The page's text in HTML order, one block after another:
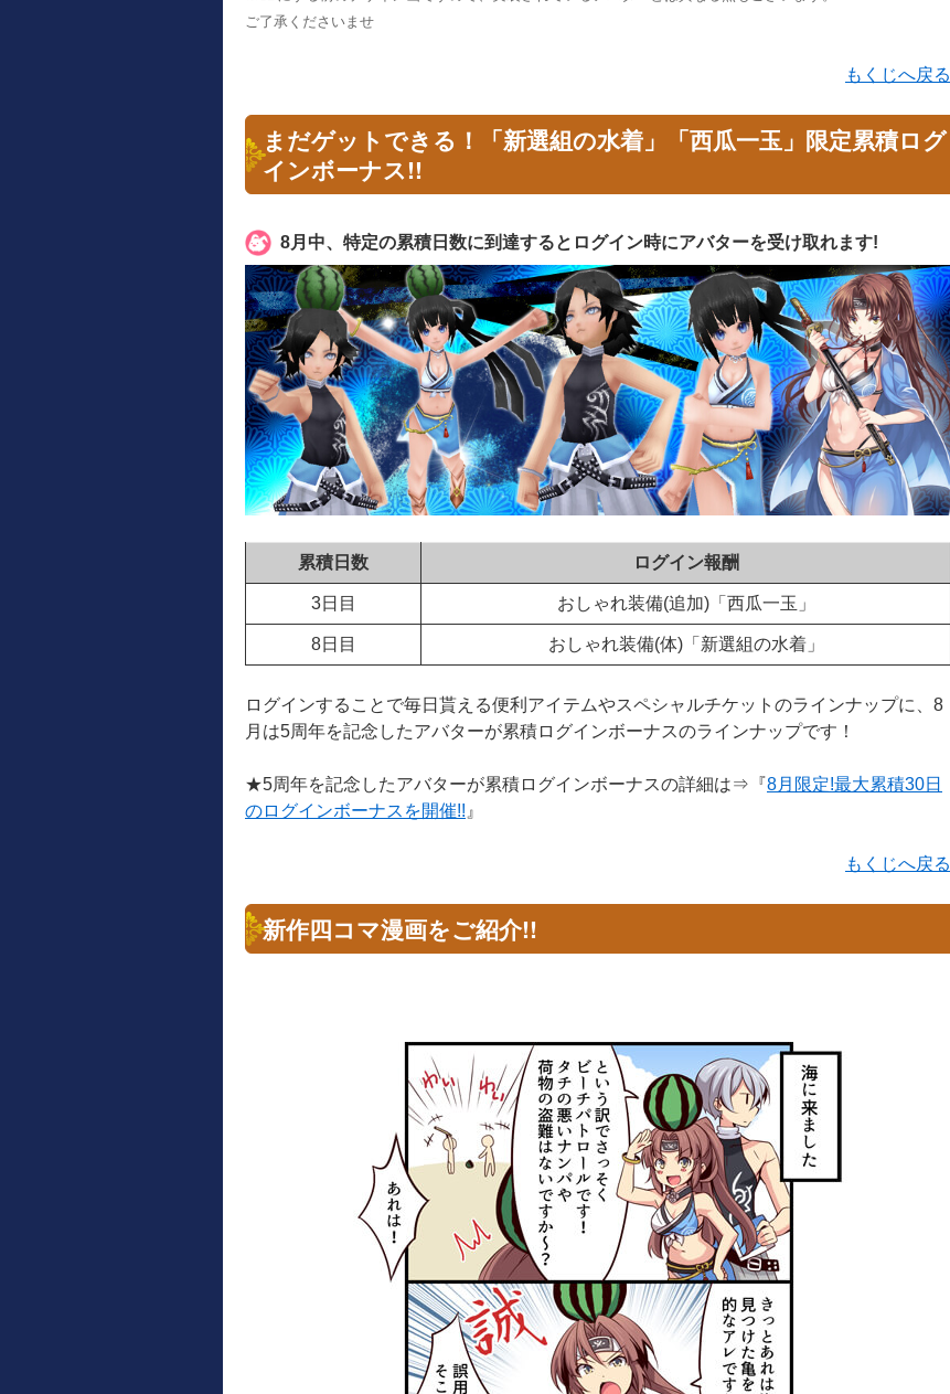
ご了承くださいませ
もくじへ戻る
まだゲットできる！「新選組の水着」「西瓜一玉」限定累積ログ
インボーナス!!
8月中、特定の累積日数に到達するとログイン時にアバターを受け取れます!
累積日数 ログイン報酬
3日目 おしゃれ装備(追加)「西瓜一玉」
8日目 おしゃれ装備(体)「新選組の水着」
ログインすることで毎日貰える便利アイテムやスペシャルチケットのラインナップに、8
月は5周年を記念したアバターが累積ログインボーナスのラインナップです！
★5周年を記念したアバターが累積ログインボーナスの詳細は⇒『8月限定!最大累積30日
のログインボーナスを開催!! 』
もくじへ戻る
新作四コマ漫画をご紹介!!